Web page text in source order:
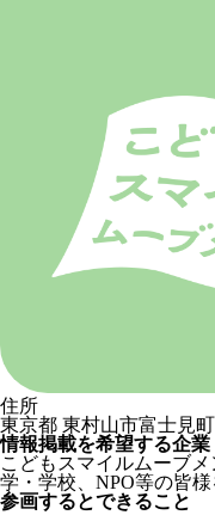
住所
東京都 東村山市富士見町
情報掲載を希望する企
こどもスマイルムーブ
学・学校、NPO等の皆様
参画するとできること